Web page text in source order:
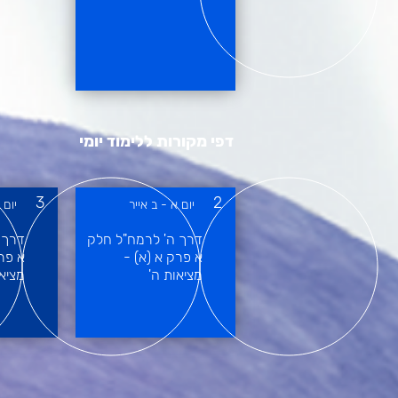
דפי מקורות ללימוד יומי
יום א - ב אייר 2
דרך ה' לרמח"ל חלק
א פרק א (א) -
מציאות ה'
3
א